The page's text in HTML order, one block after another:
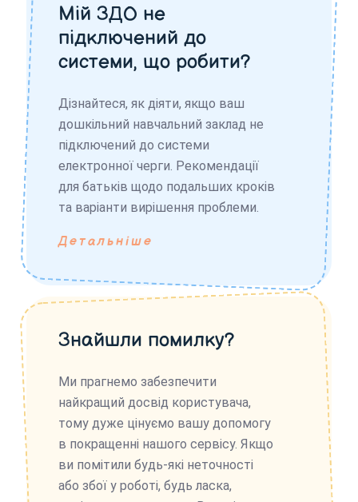
Мій ЗДО не
підключений до
системи, що робити?
Дізнайтеся, як діяти, якщо ваш
дошкільний навчальний заклад не
підключений до системи
електронної черги. Рекомендації
для батьків щодо подальших кроків
та варіанти вирішення проблеми.
Детальніше
Знайшли помилку?
Ми прагнемо забезпечити
найкращий досвід користувача,
тому дуже цінуємо вашу допомогу
в покращенні нашого сервісу. Якщо
ви помітили будь-які неточності
або збої у роботі, будь ласка,